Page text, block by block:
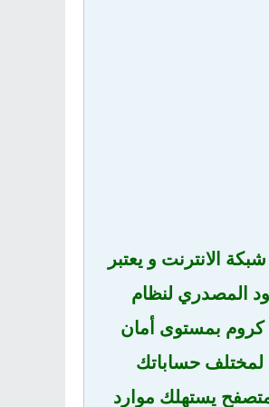
الانترنت و يعتبر
المصدري لنظام
كروم بمستوى أمان
لمختلف حساباتك
يستهلك موارد